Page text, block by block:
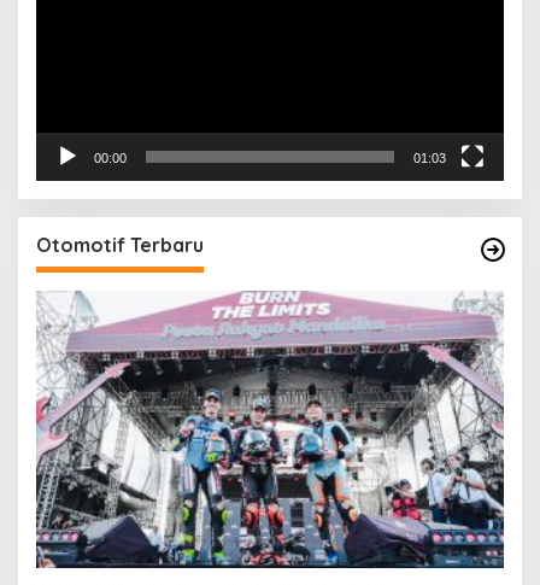
00:00 01:03
Otomotif Terbaru